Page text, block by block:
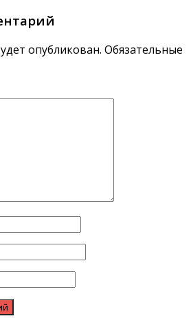
опубликован. Обязательные